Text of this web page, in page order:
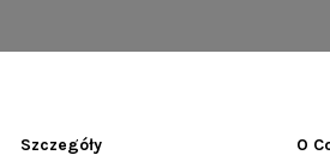
Szczegóły O